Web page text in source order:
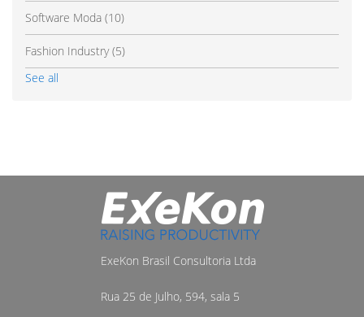
Software Moda (10)
Fashion Industry(5)
See all
ExeKon Brasil Consultoria Ltda
Rua 25 de Julho, 594, sala 5